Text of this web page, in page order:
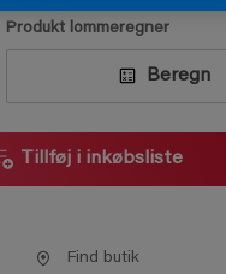
Produkt lommeregner
Beregn
Tillføj i inkøbsliste
Find butik